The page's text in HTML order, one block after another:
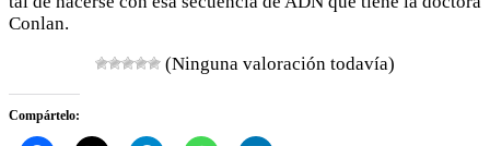
Conlan.
(Ninguna valoración todavía)
Compártelo: